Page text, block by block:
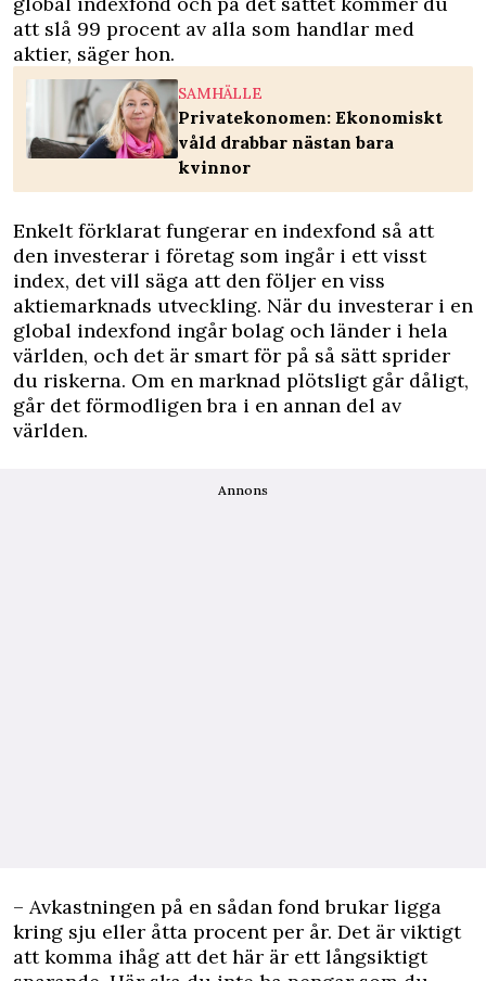
att slå 99 procent av alla som handlar med
aktier, säger hon.
SAMHÄLLE
Privatekonomen: Ekonomiskt
våld drabbar nästan bara
kvinnor
Enkelt förklarat fungerar en indexfond så att
den investerar i företag som ingår i ett visst
index, det vill säga att den följer en viss
aktiemarknads utveckling. När du investerar i en
global indexfond ingår bolag och länder i hela
världen, och det är smart för på så sätt sprider
du riskerna. Om en marknad plötsligt går dåligt,
går det förmodligen bra i en annan del av
världen.
Annons
– Avkastningen på en sådan fond brukar ligga
kring sju eller åtta procent per år. Det är viktigt
att komma ihåg att det här är ett långsiktigt